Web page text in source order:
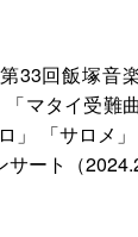
33回飯塚
マタイ受
」 「サロメ
ート（